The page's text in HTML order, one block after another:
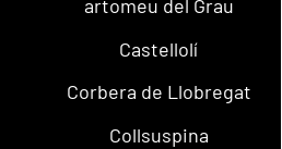
artomeu del Grau
Castellolí
Corbera de Llobregat
Collsuspina